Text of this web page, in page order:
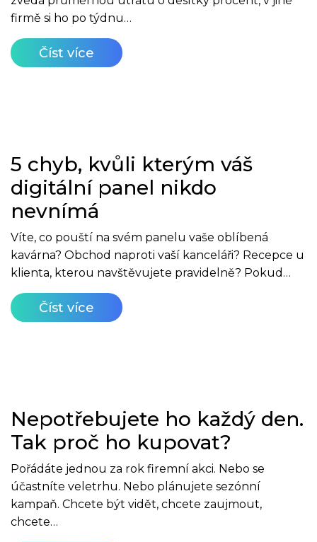
firmě si ho po týdnu…
Číst více
5 chyb, kvůli kterým váš
digitální panel nikdo
nevnímá
Víte, co pouští na svém panelu vaše oblíbená
kavárna? Obchod naproti vaší kanceláři? Recepce u
klienta, kterou navštěvujete pravidelně? Pokud…
Číst více
Nepotřebujete ho každý den.
Tak proč ho kupovat?
Pořádáte jednou za rok firemní akci. Nebo se
účastníte veletrhu. Nebo plánujete sezónní
kampaň. Chcete být vidět, chcete zaujmout,
chcete…